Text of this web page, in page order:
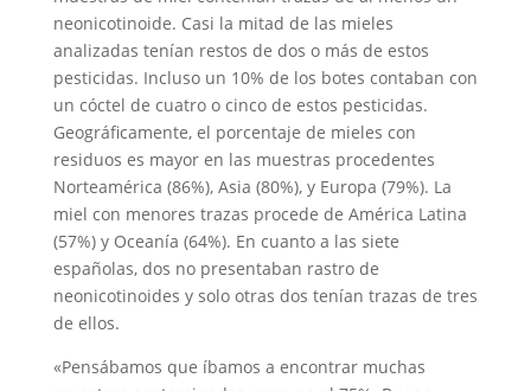
neonicotinoide. Casi la mitad de las mieles
analizadas tenían restos de dos o más de estos
pesticidas. Incluso un 10% de los botes contaban con
un cóctel de cuatro o cinco de estos pesticidas.
Geográficamente, el porcentaje de mieles con
residuos es mayor en las muestras procedentes
Norteamérica (86%), Asia (80%), y Europa (79%). La
miel con menores trazas procede de América Latina
(57%) y Oceanía (64%). En cuanto a las siete
españolas, dos no presentaban rastro de
neonicotinoides y solo otras dos tenían trazas de tres
de ellos.
«Pensábamos que íbamos a encontrar muchas